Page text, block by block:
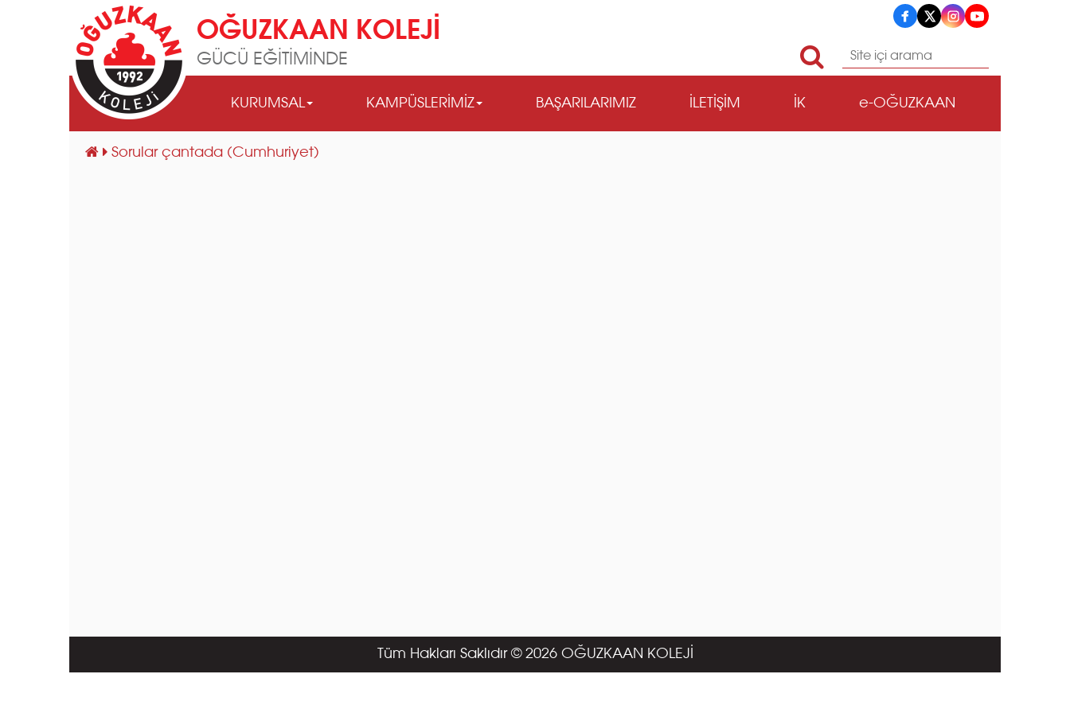
OĞUZKAAN KOLEJİ
GÜCÜ EĞİTİMİNDE
KURUMSAL KAMPÜSLERİMİZ BAŞARILARIMIZ İLETİŞİM İK e-OĞUZKAAN
Sorular çantada (Cumhuriyet)
Tüm Hakları Saklıdır © 2026 OĞUZKAAN KOLEJİ